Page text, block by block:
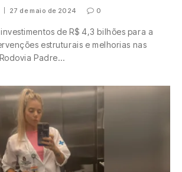
27 de maio de 2024 0
de R$ 4,3 bilhões para a
estruturais e melhorias nas
Padre…